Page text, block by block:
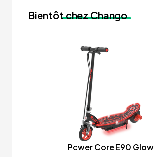
Bientôtchez Chango
Power Core E90 Glow